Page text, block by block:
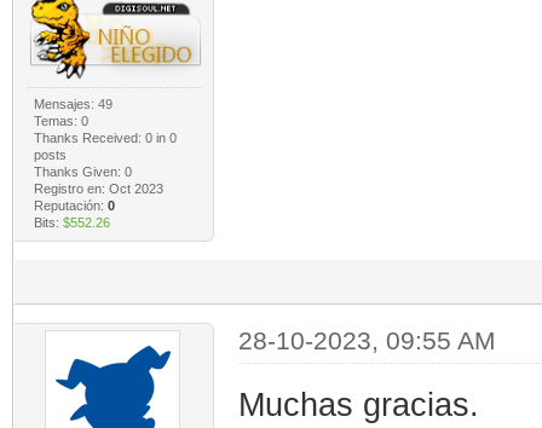
Mensajes: 49
Temas: 0
Thanks Received: 0in 0
posts
Thanks Given: 0
Registro en: Oct 2023
Reputación: 0
Bits: $552.26
28-10-2023, 09:55 AM
Muchas gracias.